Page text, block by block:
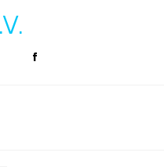
f